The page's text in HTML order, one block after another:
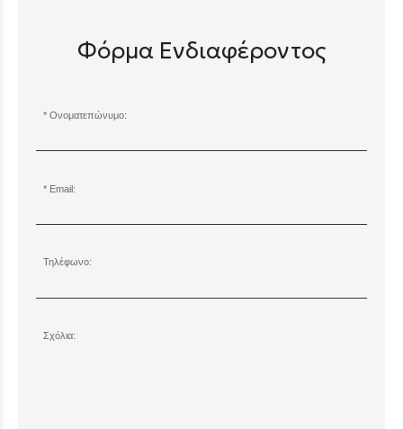
Φόρμα Ενδιαφέροντος
Ονοματεπώνυμο:
Email:
Τηλέφωνο:
Σχόλια: